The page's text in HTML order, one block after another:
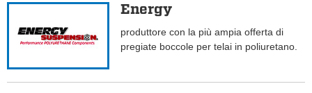
Energy
produttore con la più ampia offerta di
pregiate boccole per telai in poliuretano.